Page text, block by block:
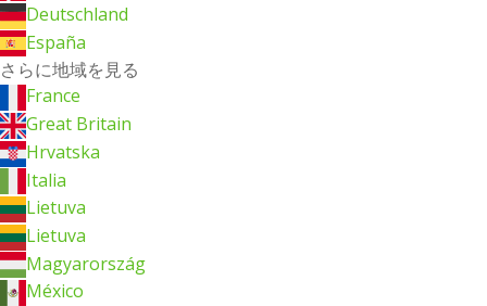
Deutschland
España
さらに地域を見る
France
Great Britain
Hrvatska
Italia
Lietuva
Lietuva
Magyarország
México